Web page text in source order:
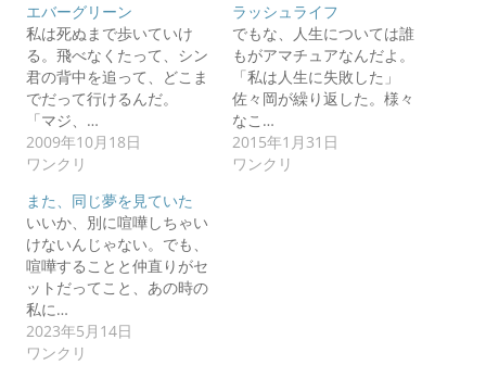
エバーグリーン
私は死ぬまで歩いていけ
る。飛べなくたって、シン
君の背中を追って、どこま
でだって行けるんだ。
「マジ、…
2009年10月18日
ワンクリ
ラッシュライフ
でもな、人生については誰
もがアマチュアなんだよ。
「私は人生に失敗した」
佐々岡が繰り返した。様々
なこ…
2015年1月31日
ワンクリ
また、同じ夢を見ていた
いいか、別に喧嘩しちゃい
けないんじゃない。でも、
喧嘩することと仲直りがセ
ットだってこと、あの時の
私に…
2023年5月14日
ワンクリ